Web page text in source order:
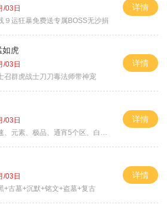
/03日
９运狂暴免费送专属BOSS无沙捐
详情
如虎
/03日
召群虎战士刀刀毒法师带神宠
详情
/03日
元素、极品、通宵5个区、白天10个区
详情
/03日
+古墓+沉默+铭文+盗墓+复古
详情